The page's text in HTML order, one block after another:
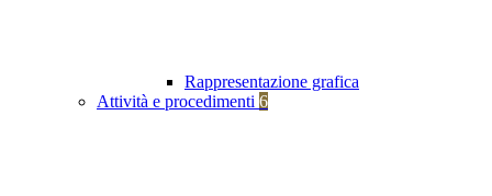
Rappresentazione grafica
Attività e procedimenti 6